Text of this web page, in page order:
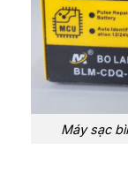
Máy sạc